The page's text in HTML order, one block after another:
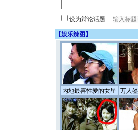
设为辩论话题
【娱乐辣图 】
内地最喜性爱的女星 万人